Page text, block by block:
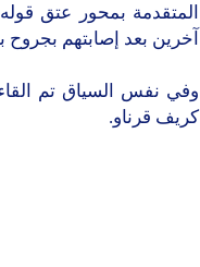
المتقدمة بمحور عتق
آخرين بعد إصابتهم بجروح
وفي نفس السياق تم
كريف قرناو.